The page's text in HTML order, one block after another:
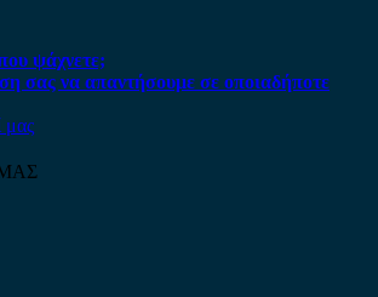
ψάχνετε;
σας να απαντήσουμε σε οποιαδήποτε
μας